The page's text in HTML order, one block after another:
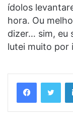
ídolos
hora. Ou
dizer… sim, eu
lutei muito por